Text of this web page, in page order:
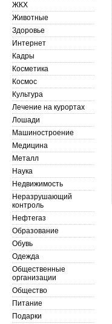
ЖКХ
Животные
Здоровье
Интернет
Кадры
Косметика
Космос
Культура
Лечение на курортах
Лошади
Машиностроение
Медицина
Металл
Наука
Недвижимость
Неразрушающий
контроль
Нефтегаз
Образование
Обувь
Одежда
Общественные
организации
Общество
Питание
Подарки